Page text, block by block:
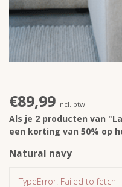
€89,99 Incl. btw
Als je 2 producten van
een korting van 50% op
Natural navy
TypeError: Failed to fetch